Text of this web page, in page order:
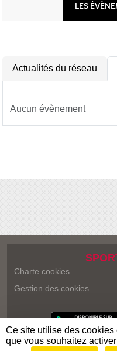
LES
Actualités du réseau
Aucun évènement
Charte cookies
Gestion des cookies
Ce site utilise des
que vous souhaitez activer